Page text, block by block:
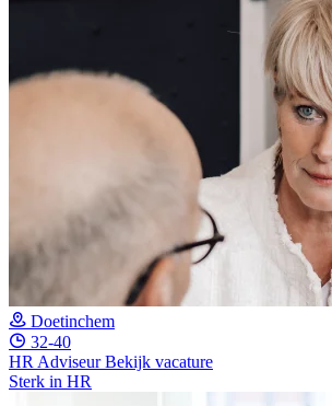
Doetinchem
32-40
HR Adviseur Bekijk vacature
Sterk in HR